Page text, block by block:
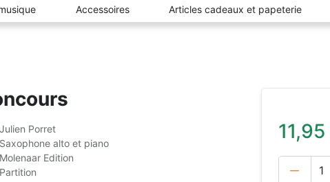
Accessoires Articles cadeaux et papeterie
Julien Porret
Saxophone alto et piano
Molenaar Edition
Partition
11,95